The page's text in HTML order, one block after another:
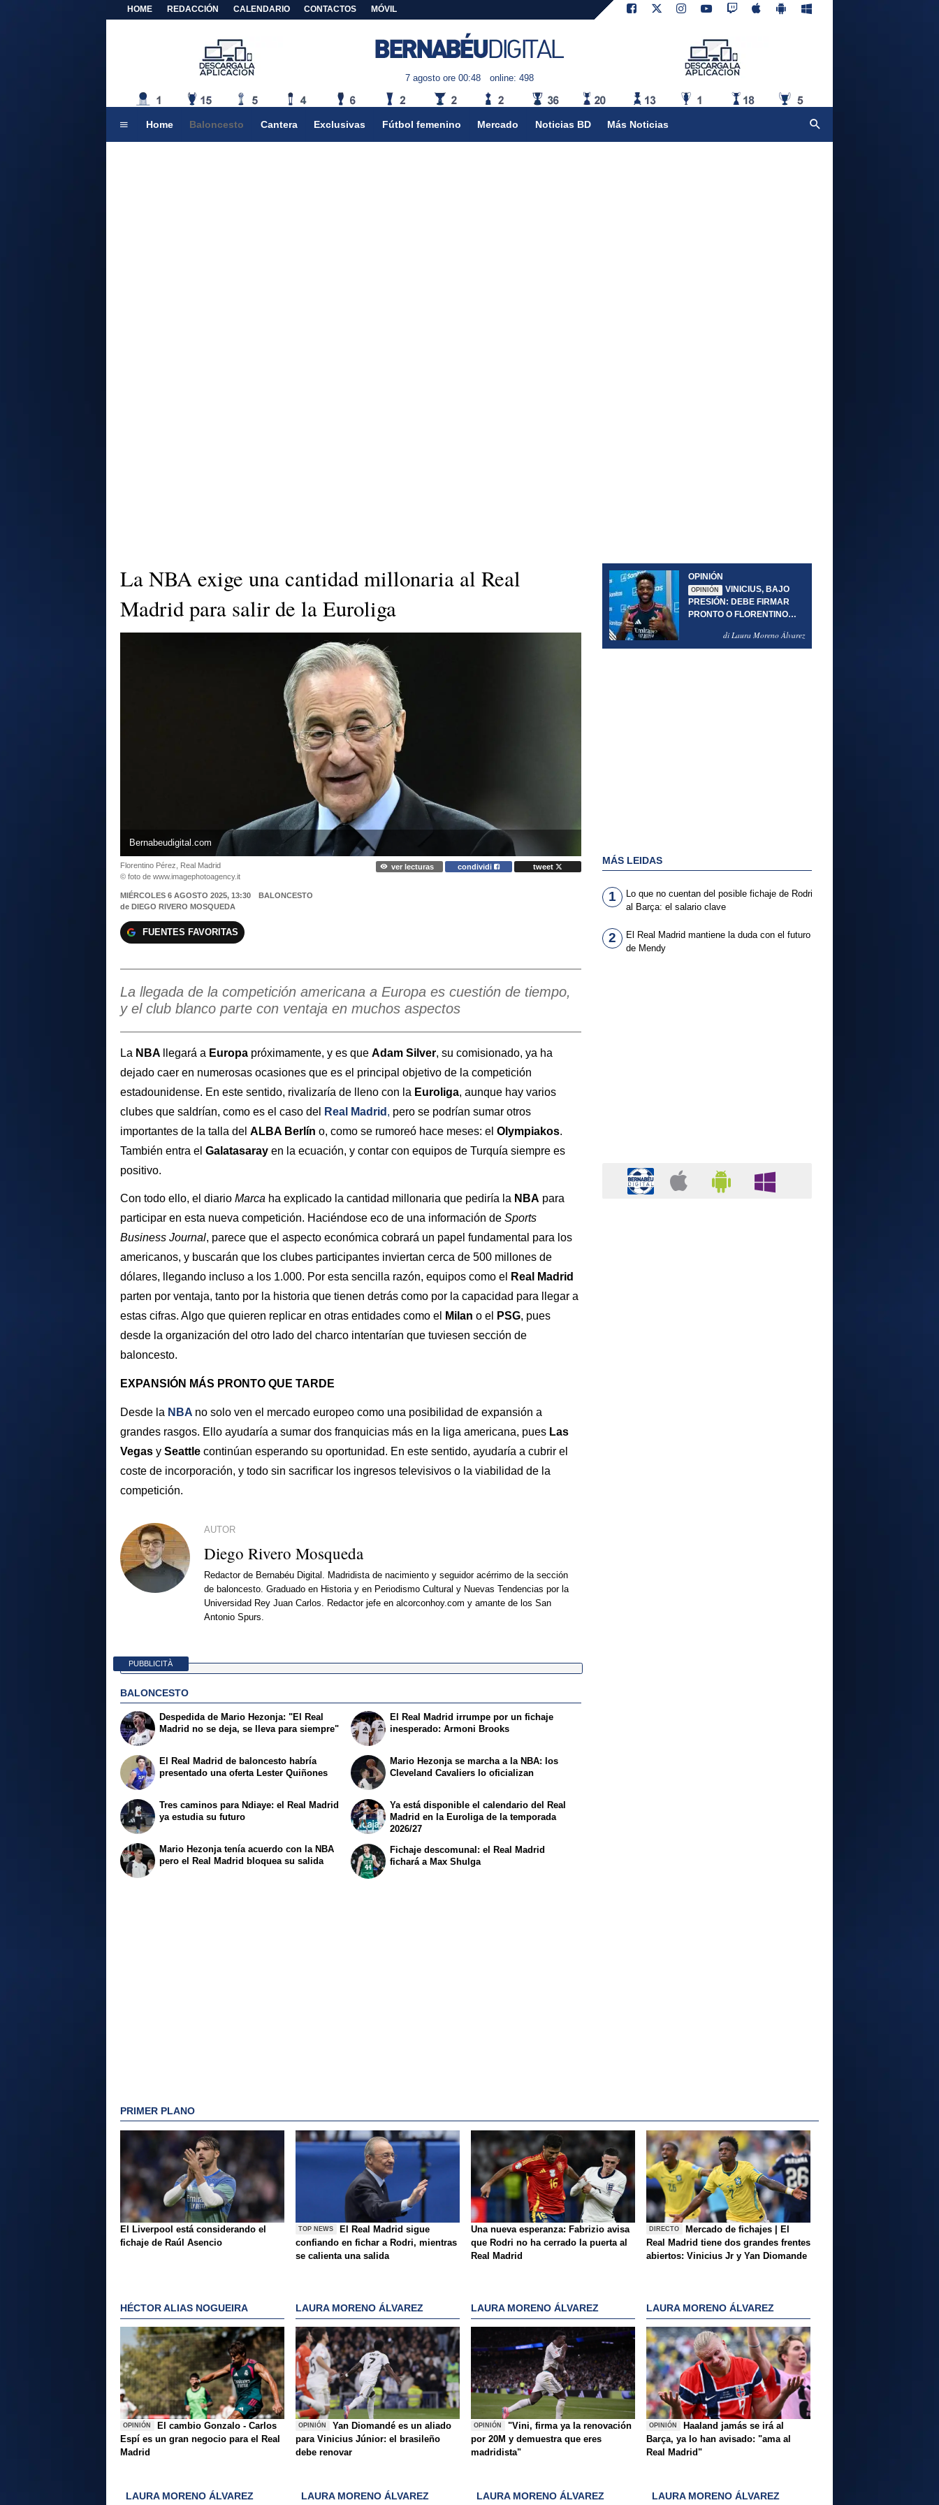
HOME REDACCIÓN CALENDARIO CONTACTOS MÓVIL
7 agosto ore 00:48 online: 498
Home Baloncesto Cantera Exclusivas Fútbol femenino Mercado Noticias BD Más Noticias
La NBA exige una cantidad millonaria al Real
Madrid para salir de la Euroliga
Bernabeudigital.com
Florentino Pérez, Real Madrid
© foto de www.imagephotoagency.it
ver lecturas condividi tweet
MIÉRCOLES 6 AGOSTO 2025, 13:30
BALONCESTO
de DIEGO RIVERO MOSQUEDA
FUENTES FAVORITAS
La llegada de la competición americana a Europa es cuestión de tiempo,
y el club blanco parte con ventaja en muchos aspectos
La NBA llegará a Europa próximamente, y es que Adam Silver, su comisionado, ya ha
dejado caer en numerosas ocasiones que es el principal objetivo de la competición
estadounidense. En este sentido, rivalizaría de lleno con la Euroliga, aunque hay varios
clubes que saldrían, como es el caso del
Real Madrid , pero se podrían sumar otros
importantes de la talla del ALBA Berlín o, como se rumoreó hace meses: el Olympiakos.
También entra el Galatasaray en la ecuación, y contar con equipos de Turquía siempre es
positivo.
Con todo ello, el diario Marca ha explicado la cantidad millonaria que pediría la NBA para
participar en esta nueva competición. Haciéndose eco de una información de Sports
Business Journal, parece que el aspecto económica cobrará un papel fundamental para los
americanos, y buscarán que los clubes participantes inviertan cerca de 500 millones de
dólares, llegando incluso a los 1.000. Por esta sencilla razón, equipos como el
Real Madrid
parten por ventaja, tanto por la historia que tienen detrás como por la capacidad para llegar a
estas cifras. Algo que quieren replicar en otras entidades como el
Milan o el PSG, pues
desde la organización del otro lado del charco intentarían que tuviesen sección de
baloncesto.
EXPANSIÓN MÁS PRONTO QUE TARDE
Desde la NBA no solo ven el mercado europeo como una posibilidad de expansión a
grandes rasgos. Ello ayudaría a sumar dos franquicias más en la liga americana, pues Las
Vegas y Seattle continúan esperando su oportunidad. En este sentido, ayudaría a cubrir el
coste de incorporación, y todo sin sacrificar los ingresos televisivos o la viabilidad de la
competición.
AUTOR
Diego Rivero Mosqueda
Redactor de Bernabéu Digital. Madridista de nacimiento y seguidor acérrimo de la sección
de baloncesto. Graduado en Historia y en Periodismo Cultural y Nuevas Tendencias por la
Universidad Rey Juan Carlos. Redactor jefe en alcorconhoy.com y amante de los San
Antonio Spurs.
PUBBLICITÀ
BALONCESTO
Despedida de Mario Hezonja: "El Real
Madrid no se deja, se lleva para siempre"
El Real Madrid de baloncesto habría
presentado una oferta Lester Quiñones
El Real Madrid irrumpe por un fichaje
inesperado: Armoni Brooks
Mario Hezonja se marcha a la NBA: los
Cleveland Cavaliers lo oficializan
Tres caminos para Ndiaye: el Real Madrid
ya estudia su futuro
Mario Hezonja tenía acuerdo con la NBA
pero el Real Madrid bloquea su salida
Ya está disponible el calendario del Real
Madrid en la Euroliga de la temporada
2026/27
Fichaje descomunal: el Real Madrid
fichará a Max Shulga
OPINIÓN
OPINIÓN
VINICIUS, BAJO
PRESIÓN: DEBE FIRMAR
PRONTO O FLORENTINO
di Laura Moreno Álvarez
MÁS LEIDAS
1
Lo que no cuentan del posible fichaje de Rodri
al Barça: el salario clave
2
El Real Madrid mantiene la duda con el futuro
de Mendy
PRIMER PLANO
El Liverpool está considerando el
fichaje de Raúl Asencio
TOP NEWS
El Real Madrid sigue
confiando en fichar a Rodri, mientras
se calienta una salida
Una nueva esperanza: Fabrizio avisa
que Rodri no ha cerrado la puerta al
Real Madrid
DIRECTO
Mercado de fichajes | El
Real Madrid tiene dos grandes frentes
abiertos: Vinicius Jr y Yan Diomande
HÉCTOR ALIAS NOGUEIRA
OPINIÓN
El cambio Gonzalo - Carlos
Espí es un gran negocio para el Real
Madrid
LAURA MORENO ÁLVAREZ
OPINIÓN
Yan Diomandé es un aliado
para Vinicius Júnior: el brasileño
debe renovar
LAURA MORENO ÁLVAREZ
OPINIÓN
"Vini, firma ya la renovación
por 20M y demuestra que eres
madridista"
LAURA MORENO ÁLVAREZ
OPINIÓN
Haaland jamás se irá al
Barça, ya lo han avisado: "ama al
Real Madrid"
LAURA MORENO ÁLVAREZ LAURA MORENO ÁLVAREZ LAURA MORENO ÁLVAREZ LAURA MORENO ÁLVAREZ